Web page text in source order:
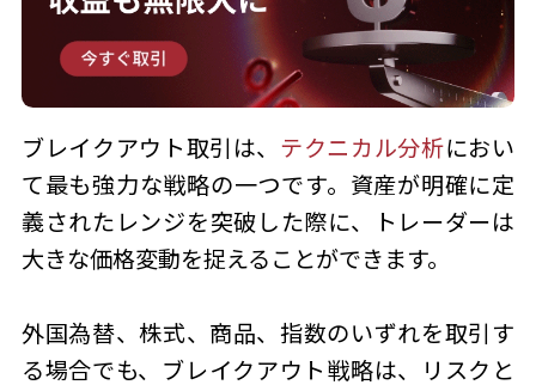
ブレイクアウト取引は、 テクニカル分析におい
て最も強力な戦略の一つです。資産が明確に定
義されたレンジを突破した際に、トレーダーは
大きな価格変動を捉えることができます。
外国為替、株式、商品、指数のいずれを取引す
る場合でも、ブレイクアウト戦略は、リスクと